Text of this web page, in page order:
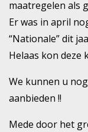
maatregelen als
Er was in april
“Nationale” dit
Helaas kon deze
We kunnen u
aanbieden !!
Mede door het